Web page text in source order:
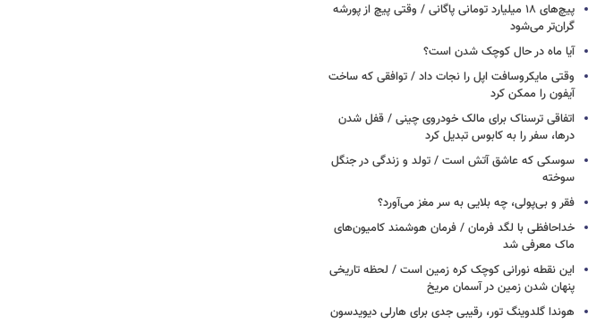
پیچ‌های ۱۸ میلیارد تومانی پاگانی / وقتی پیچ از پورشه
گران‌تر می‌شود
آیا ماه در حال کوچک شدن است؟
وقتی مایکروسافت اپل را نجات داد / توافقی که ساخت
آیفون را ممکن کرد
اتفاقی ترسناک برای مالک خودروی چینی / قفل شدن
درها، سفر را به کابوس تبدیل کرد
سوسکی که عاشق آتش است / تولد و زندگی در جنگل
سوخته
فقر و بی‌پولی، چه بلایی به سر مغز می‌آورد؟
خداحافظی با لگد فرمان / فرمان هوشمند کامیون‌های
ماک معرفی شد
این نقطه نورانی کوچک کره زمین است / لحظه تاریخی
پنهان شدن زمین در آسمان مریخ
هوندا گلدوینگ تور، رقیبی جدی برای هارلی دیویدسون